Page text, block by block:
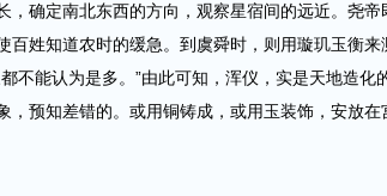
定南北东西的方向，观察星宿间的远近。尧帝
姓知道农时的缓急。到虞舜时，则用璇玑玉衡来
不能认为是多。”由此可知，浑仪，实是天地造化
预知差错的。或用铜铸成，或用玉装饰，安放在